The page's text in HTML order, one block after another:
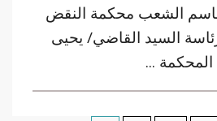
باسم الشعب محكمة النقض
السيد القاضي/ يحيى
...